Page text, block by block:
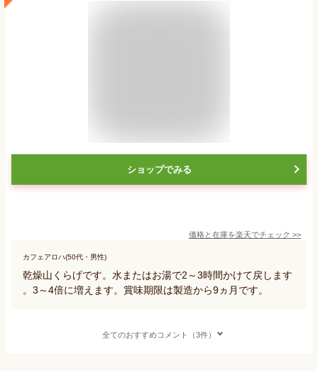
ショップでみる
価格と在庫を楽天でチェック >>
カフェアロハ(50代・男性)
乾燥山くらげです。水またはお湯で2～3時間かけて戻します
。3～4倍に増えます。賞味期限は製造から9ヵ月です。
全てのおすすめコメント（3件）